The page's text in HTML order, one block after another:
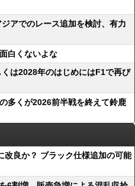
アでのレース追加を検討、有力
白くないよな
は2028年のはじめにはF1で再び
多くが2026前半戦を終えて鈴鹿
改良か？ ブラック仕様追加の可能